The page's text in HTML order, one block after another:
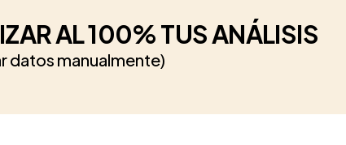
AL 100% TUS ANÁLISIS
datos manualmente)